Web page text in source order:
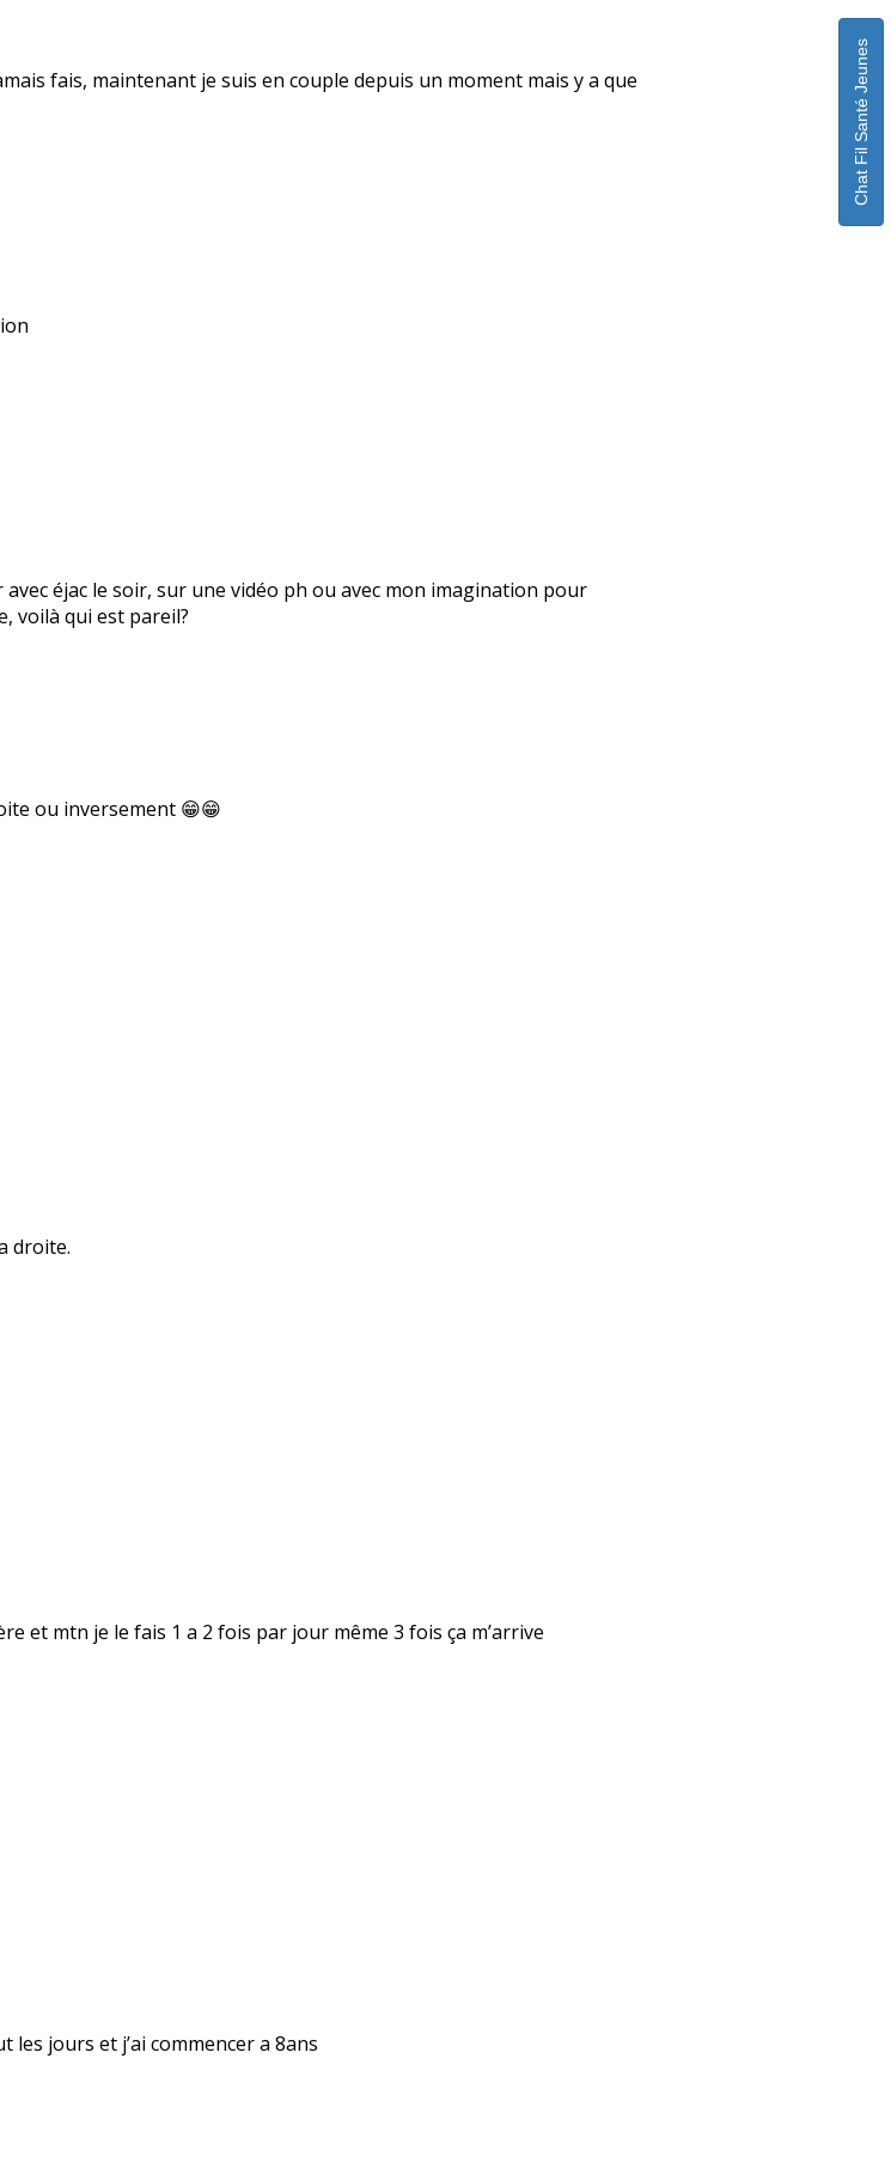
fais, maintenant je suis en couple depuis un moment mais y a que
éjac le soir, sur une vidéo ph ou avec mon imagination pour
voilà qui est pareil?
ou inversement 😁😁
droite.
et mtn je le fais 1 a 2 fois par jour même 3 fois ça m’arrive
les jours et j’ai commencer a 8ans
Chat Fil Santé Jeunes